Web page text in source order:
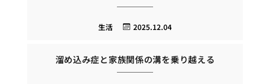
2025.12.04
生活
溜め込み症と家族関係の溝を乗り越える